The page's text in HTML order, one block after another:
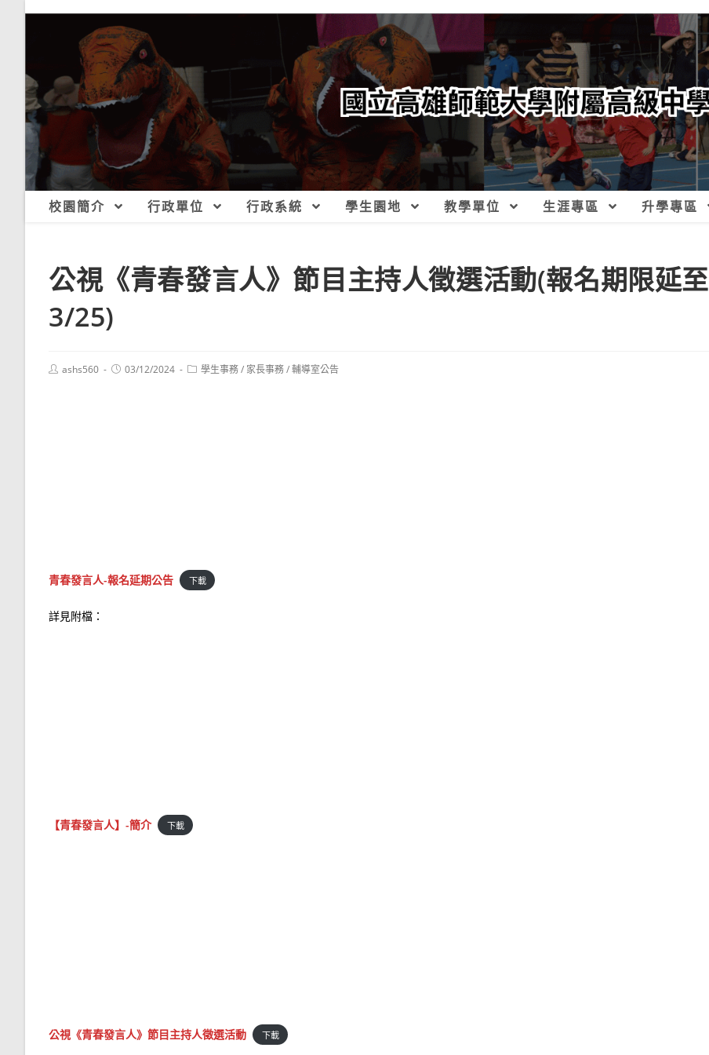
校園簡介 行政單位 行政系統 學生園地 教學單位 生涯專區 升學專區
公視《青春發言人》節目主持人徵選活動(報名期限延至
3/25)
Postashs560
Post03/12/2024
Post學生事務/ 家長事務/輔導室公告
青春發言人-報名延期公告 下載
詳見附檔：
【青春發言人】-簡介 下載
公視《青春發言人》節目主持人徵選活動 下載